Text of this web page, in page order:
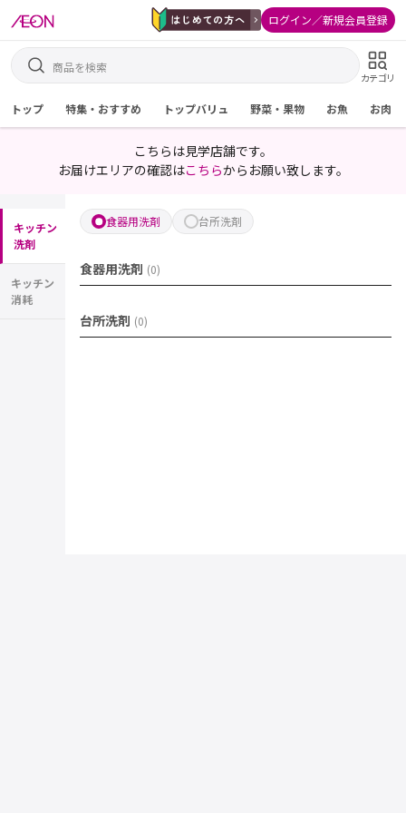
ログイン／新規会員登録
カテゴリ
トップ 特集・おすすめ トップバリュ 野菜・果物 お魚 お肉
こちらは見学店舗です。
お届けエリアの確認はこちらからお願い致します。
キッチン
洗剤
キッチン
消耗
食器用洗剤 台所洗剤
食器用洗剤 (0)
台所洗剤 (0)